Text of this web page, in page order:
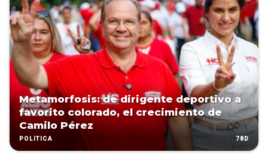
Metamorfosis: de dirigente deportivo a
favorito colorado, el crecimiento de
Camilo Pérez
POLÍTICA 78D